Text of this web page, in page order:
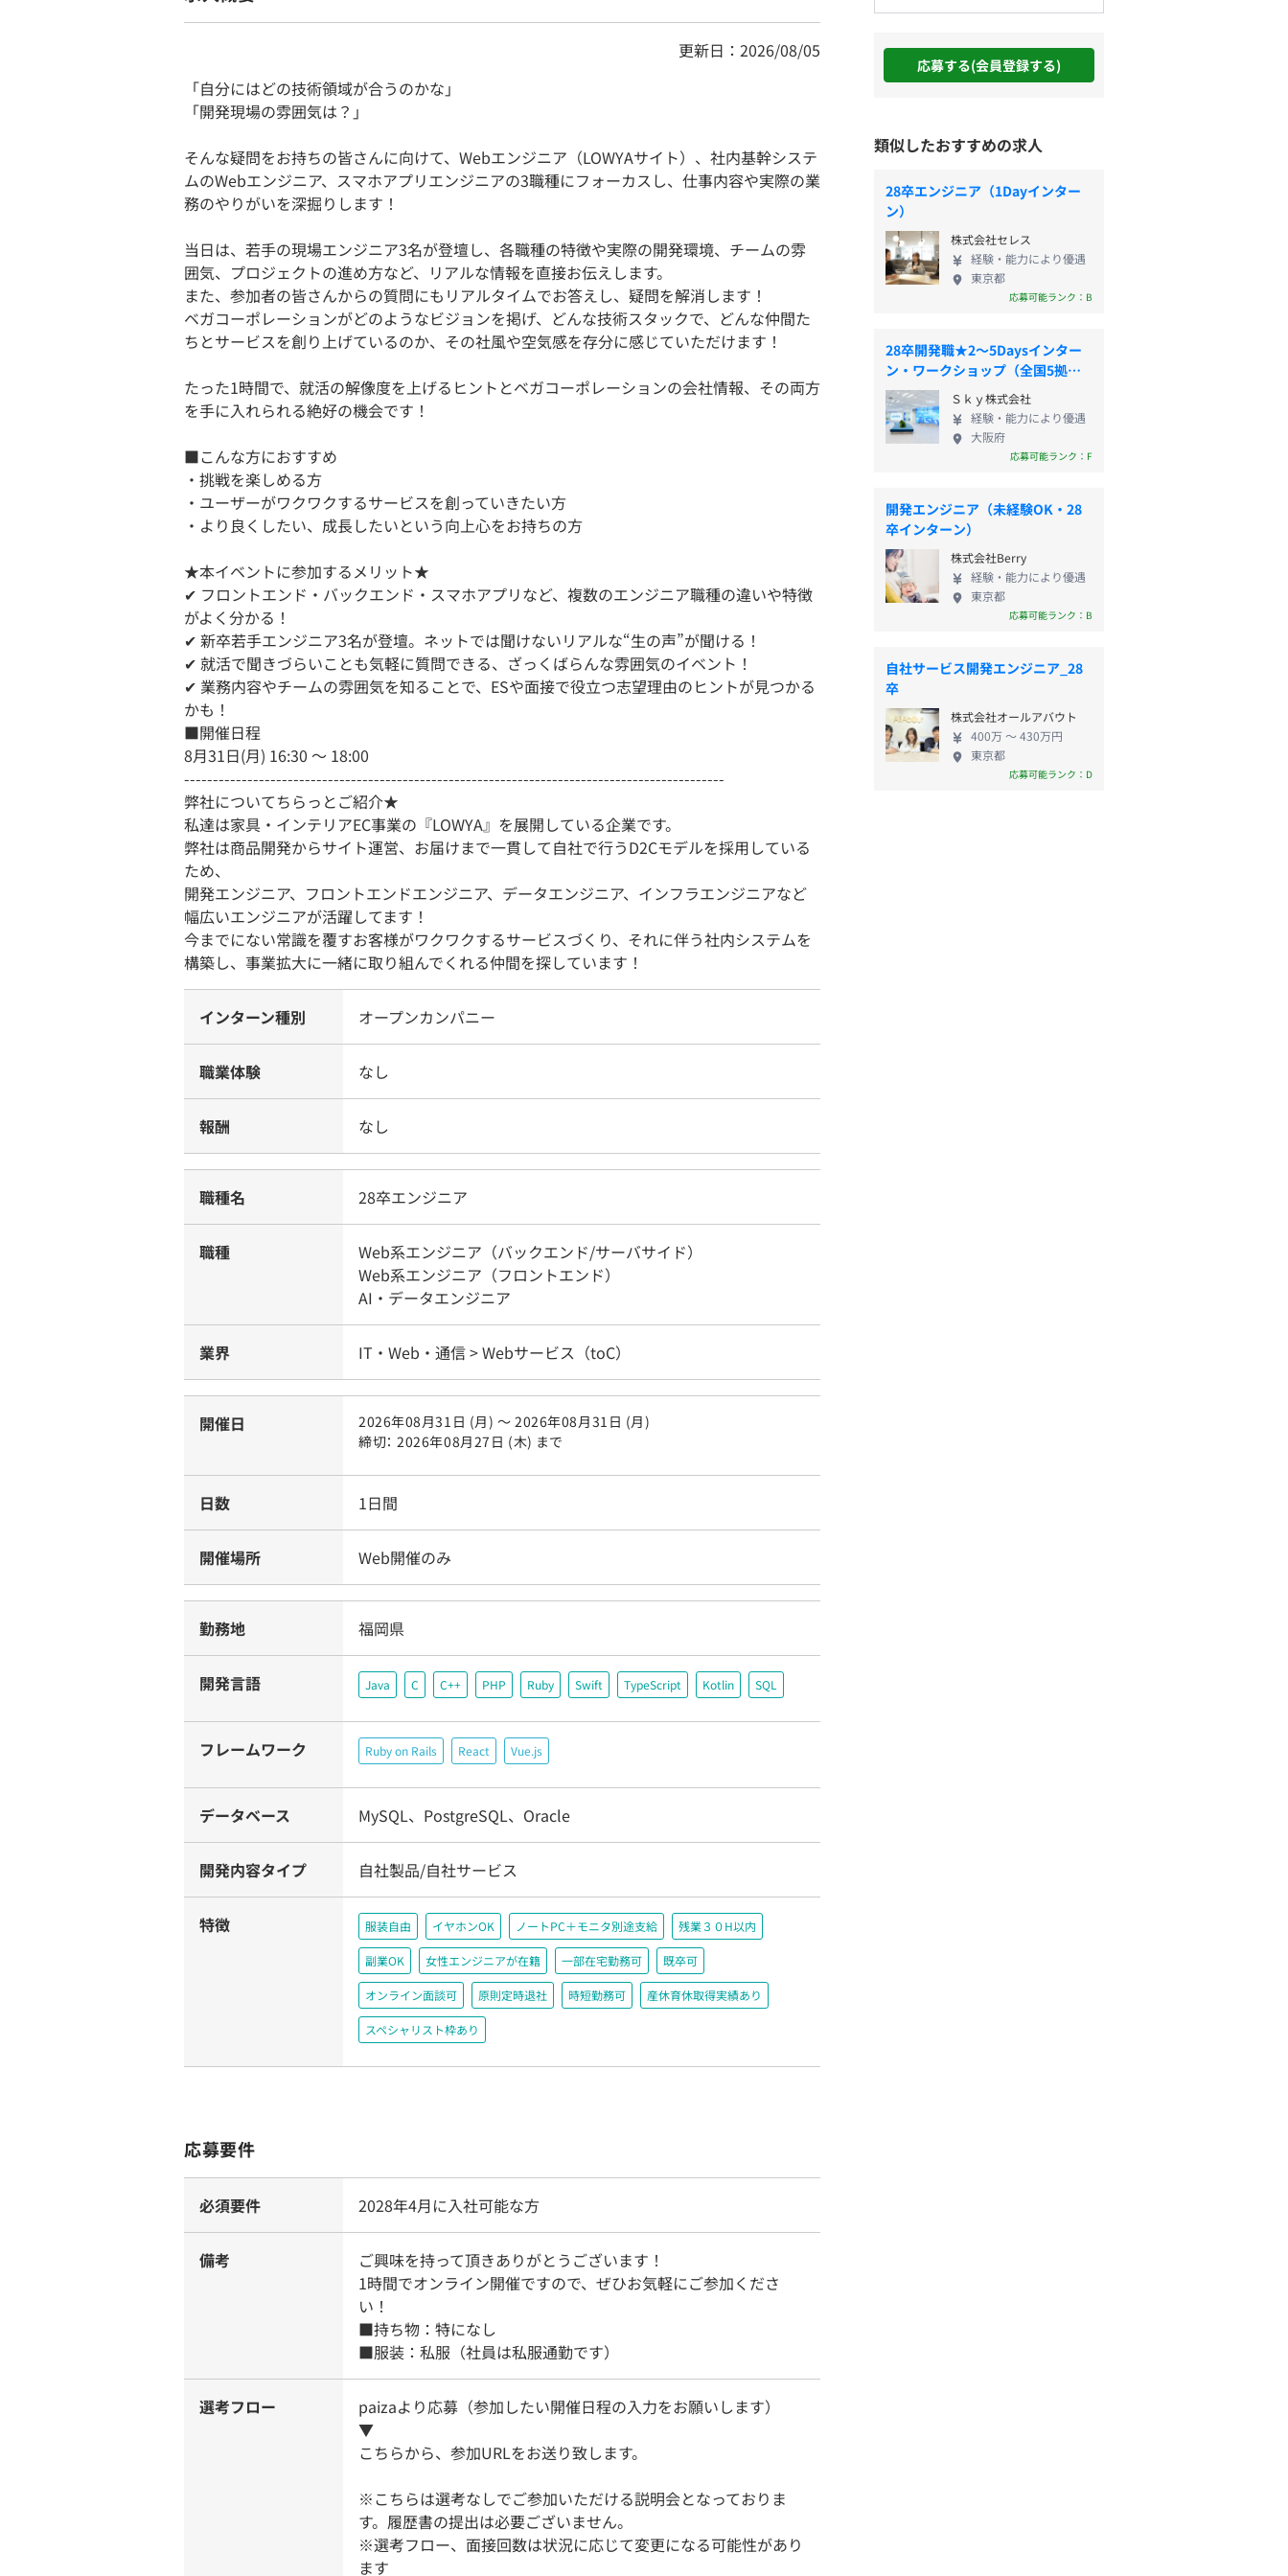
更新日：2026/08/05
「自分にはどの技術領域が合うのかな」
「開発現場の雰囲気は？」
そんな疑問をお持ちの皆さんに向けて、Webエンジニア（LOWYAサイト）、社内基幹システ
ムのWebエンジニア、スマホアプリエンジニアの3職種にフォーカスし、仕事内容や実際の業
務のやりがいを深掘りします！
当日は、若手の現場エンジニア3名が登壇し、各職種の特徴や実際の開発環境、チームの雰
囲気、プロジェクトの進め方など、リアルな情報を直接お伝えします。
また、参加者の皆さんからの質問にもリアルタイムでお答えし、疑問を解消します！
ベガコーポレーションがどのようなビジョンを掲げ、どんな技術スタックで、どんな仲間た
ちとサービスを創り上げているのか、その社風や空気感を存分に感じていただけます！
たった1時間で、就活の解像度を上げるヒントとベガコーポレーションの会社情報、その両方
を手に入れられる絶好の機会です！
■こんな方におすすめ
・挑戦を楽しめる方
・ユーザーがワクワクするサービスを創っていきたい方
・より良くしたい、成長したいという向上心をお持ちの方
★本イベントに参加するメリット★
✔ フロントエンド・バックエンド・スマホアプリなど、複数のエンジニア職種の違いや特徴
がよく分かる！
✔ 新卒若手エンジニア3名が登壇。ネットでは聞けないリアルな“生の声”が聞ける！
✔ 就活で聞きづらいことも気軽に質問できる、ざっくばらんな雰囲気のイベント！
✔ 業務内容やチームの雰囲気を知ることで、ESや面接で役立つ志望理由のヒントが見つかる
かも！
■開催日程
8月31日(月) 16:30 〜 18:00
----------------------------------------------------------------------------------------------
弊社についてちらっとご紹介★
私達は家具・インテリアEC事業の『LOWYA』を展開している企業です。
弊社は商品開発からサイト運営、お届けまで一貫して自社で行うD2Cモデルを採用している
ため、
開発エンジニア、フロントエンドエンジニア、データエンジニア、インフラエンジニアなど
幅広いエンジニアが活躍してます！
今までにない常識を覆すお客様がワクワクするサービスづくり、それに伴う社内システムを
構築し、事業拡大に一緒に取り組んでくれる仲間を探しています！
インターン種別 オープンカンパニー
職業体験 なし
報酬 なし
職種名 28卒エンジニア
職種
Web系エンジニア（バックエンド/サーバサイド）
Web系エンジニア（フロントエンド）
AI・データエンジニア
業界 IT・Web・通信 > Webサービス（toC）
開催日
2026年08月31日 (月) 〜 2026年08月31日 (月)
締切： 2026年08月27日 (木) まで
日数 1日間
開催場所 Web開催のみ
勤務地 福岡県
開発言語 Java C C++ PHP Ruby Swift TypeScript Kotlin SQL
フレームワーク Ruby on Rails React Vue.js
データベース MySQL、PostgreSQL、Oracle
開発内容タイプ 自社製品/自社サービス
特徴 服装自由 イヤホンOK ノートPC＋モニタ別途支給 残業３０H以内
副業OK 女性エンジニアが在籍 一部在宅勤務可 既卒可
オンライン面談可 原則定時退社 時短勤務可 産休育休取得実績あり
スペシャリスト枠あり
応募要件
必須要件 2028年4月に入社可能な方
備考
ご興味を持って頂きありがとうございます！
1時間でオンライン開催ですので、ぜひお気軽にご参加くださ
い！
■持ち物：特になし
■服装：私服（社員は私服通勤です）
選考フロー
paizaより応募（参加したい開催日程の入力をお願いします）
▼
こちらから、参加URLをお送り致します。
※こちらは選考なしでご参加いただける説明会となっておりま
す。履歴書の提出は必要ございません。
※選考フロー、面接回数は状況に応じて変更になる可能性があり
ます
応募する(会員登録する)
類似したおすすめの求人
28卒エンジニア（1Dayインター
ン）
株式会社セレス
経験・能力により優遇
東京都
応募可能ランク：B
28卒開発職★2〜5Daysインター
ン・ワークショップ（全国5拠
点）
Ｓｋｙ株式会社
経験・能力により優遇
大阪府
応募可能ランク：F
開発エンジニア（未経験OK・28
卒インターン）
株式会社Berry
経験・能力により優遇
東京都
応募可能ランク：B
自社サービス開発エンジニア_28
卒
株式会社オールアバウト
400万 〜 430万円
東京都
応募可能ランク：D